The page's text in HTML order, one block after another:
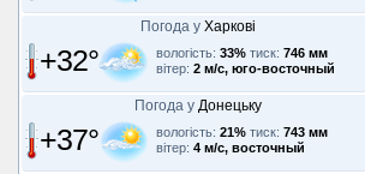
Погода у Харкові
+32° вологість: 33% тиск: 746 мм
вітер: 2 м/с, юго-восточный
Погода у Донецьку
+37° вологість: 21% тиск: 743 мм
вітер: 4 м/с, восточный